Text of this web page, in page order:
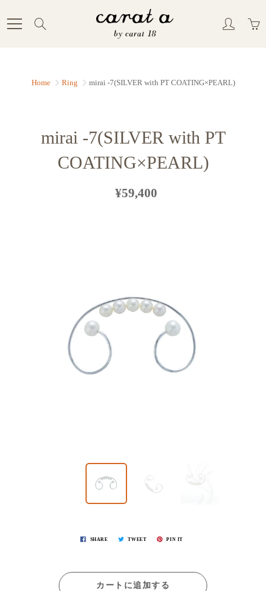
Content
Home Ring mirai -7(SILVER with PT COATING×PEARL)
mirai -7(SILVER with PT
COATING×PEARL)
¥59,400
SHARE TWEET PIN IT
カートに追加する